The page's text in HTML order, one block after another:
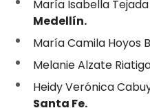
María Isabella
Medellín.
María Camila Hoyos
Melanie Alzate
Heidy Verónica
Santa Fe.